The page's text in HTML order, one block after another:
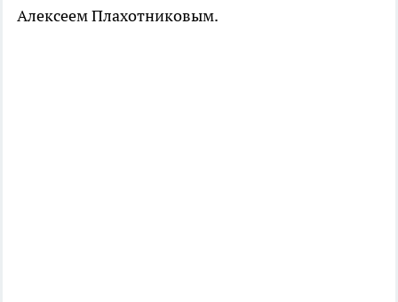
Алексеем Плахотниковым.